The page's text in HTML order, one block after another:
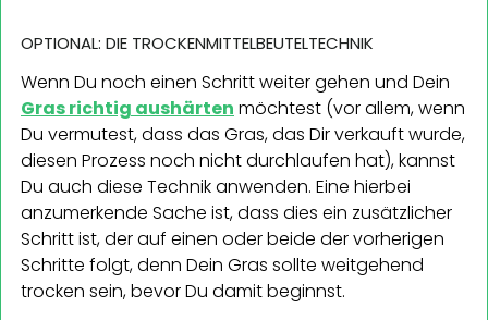
OPTIONAL: DIE TROCKENMITTELBEUTELTECHNIK
Wenn Du noch einen Schritt weiter gehen und Dein
Gras richtig aushärten möchtest (vor allem, wenn
Du vermutest, dass das Gras, das Dir verkauft wurde,
diesen Prozess noch nicht durchlaufen hat), kannst
Du auch diese Technik anwenden. Eine hierbei
anzumerkende Sache ist, dass dies ein zusätzlicher
Schritt ist, der auf einen oder beide der vorherigen
Schritte folgt, denn Dein Gras sollte weitgehend
trocken sein, bevor Du damit beginnst.